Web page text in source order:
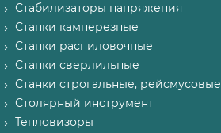
Стабилизаторы напряжения
Станки камнерезные
Станки распиловочные
Станки сверлильные
Станки строгальные, рейсмусовые
Столярный инструмент
Тепловизоры